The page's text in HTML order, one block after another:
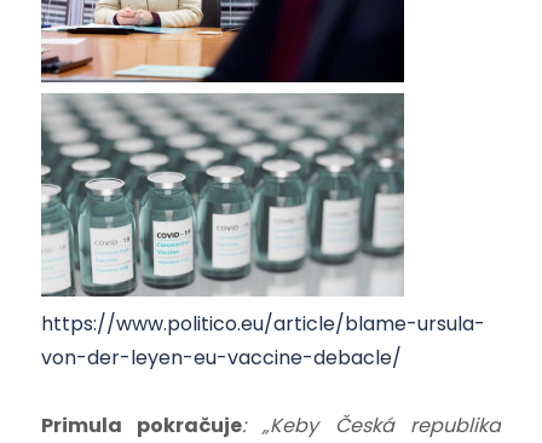
https://www.politico.eu/article/blame-ursula-
von-der-leyen-eu-vaccine-debacle/
Primula pokračuje: „Keby Česká republika